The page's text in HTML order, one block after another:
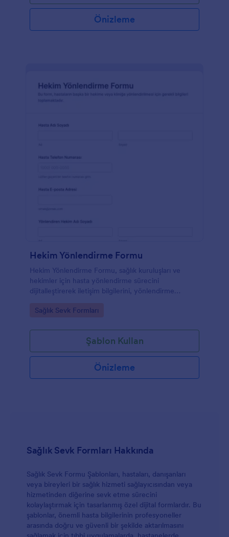
Önizleme
Hekim Yönlendirme Formu
Hekim Yönlendirme Formu, sağlık kuruluşları ve
hekimler için hasta yönlendirme sürecini
dijitalleştirerek iletişim bilgilerini, yönlendirme
toplamanıza yardımcı olur.
Go to Category:
Sağlık Sevk Formları
Şablon Kullan
Önizleme
Sağlık Sevk Formları Hakkında
Sağlık Sevk Formu Şablonları, hastaları, danışanları
veya bireyleri bir sağlık hizmeti sağlayıcısından veya
hizmetinden diğerine sevk etme sürecini
kolaylaştırmak için tasarlanmış özel dijital formlardır. Bu
şablonlar, önemli hasta bilgilerinin profesyoneller
arasında doğru ve güvenli bir şekilde aktarılmasını